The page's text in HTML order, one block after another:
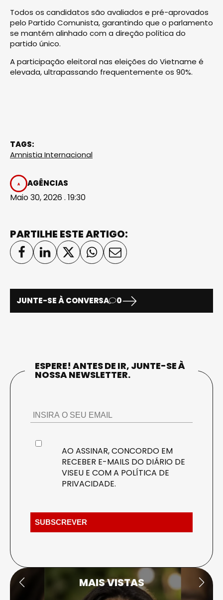
Todos os candidatos são avaliados e pré-aprovados
pelo Partido Comunista, garantindo que o parlamento
se mantém alinhado com a direção política do
partido único.
A participação eleitoral nas eleições do Vietname é
elevada, ultrapassando frequentemente os 90%.
TAGS:
Amnistia Internacional
AGÊNCIAS
Maio 30, 2026 . 19:30
PARTILHE ESTE ARTIGO:
JUNTE-SE À CONVERSA 0
ESPERE! ANTES DE IR, JUNTE-SE À
NOSSA NEWSLETTER.
AO ASSINAR, CONCORDO EM
RECEBER E-MAILS DO DIÁRIO DE
VISEU E COM A POLÍTICA DE
PRIVACIDADE.
MAIS VISTAS